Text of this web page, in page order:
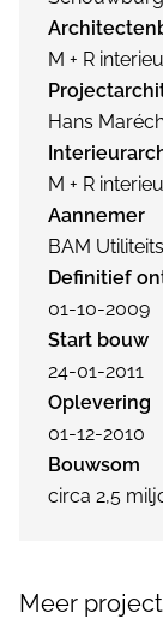
M + R
Hans
M + R
Aannemer
BAM
Definitief
01-10-2009
Start bouw
24-01-2011
Oplevering
01-12-2010
Bouwsom
circa 2,5
Meer